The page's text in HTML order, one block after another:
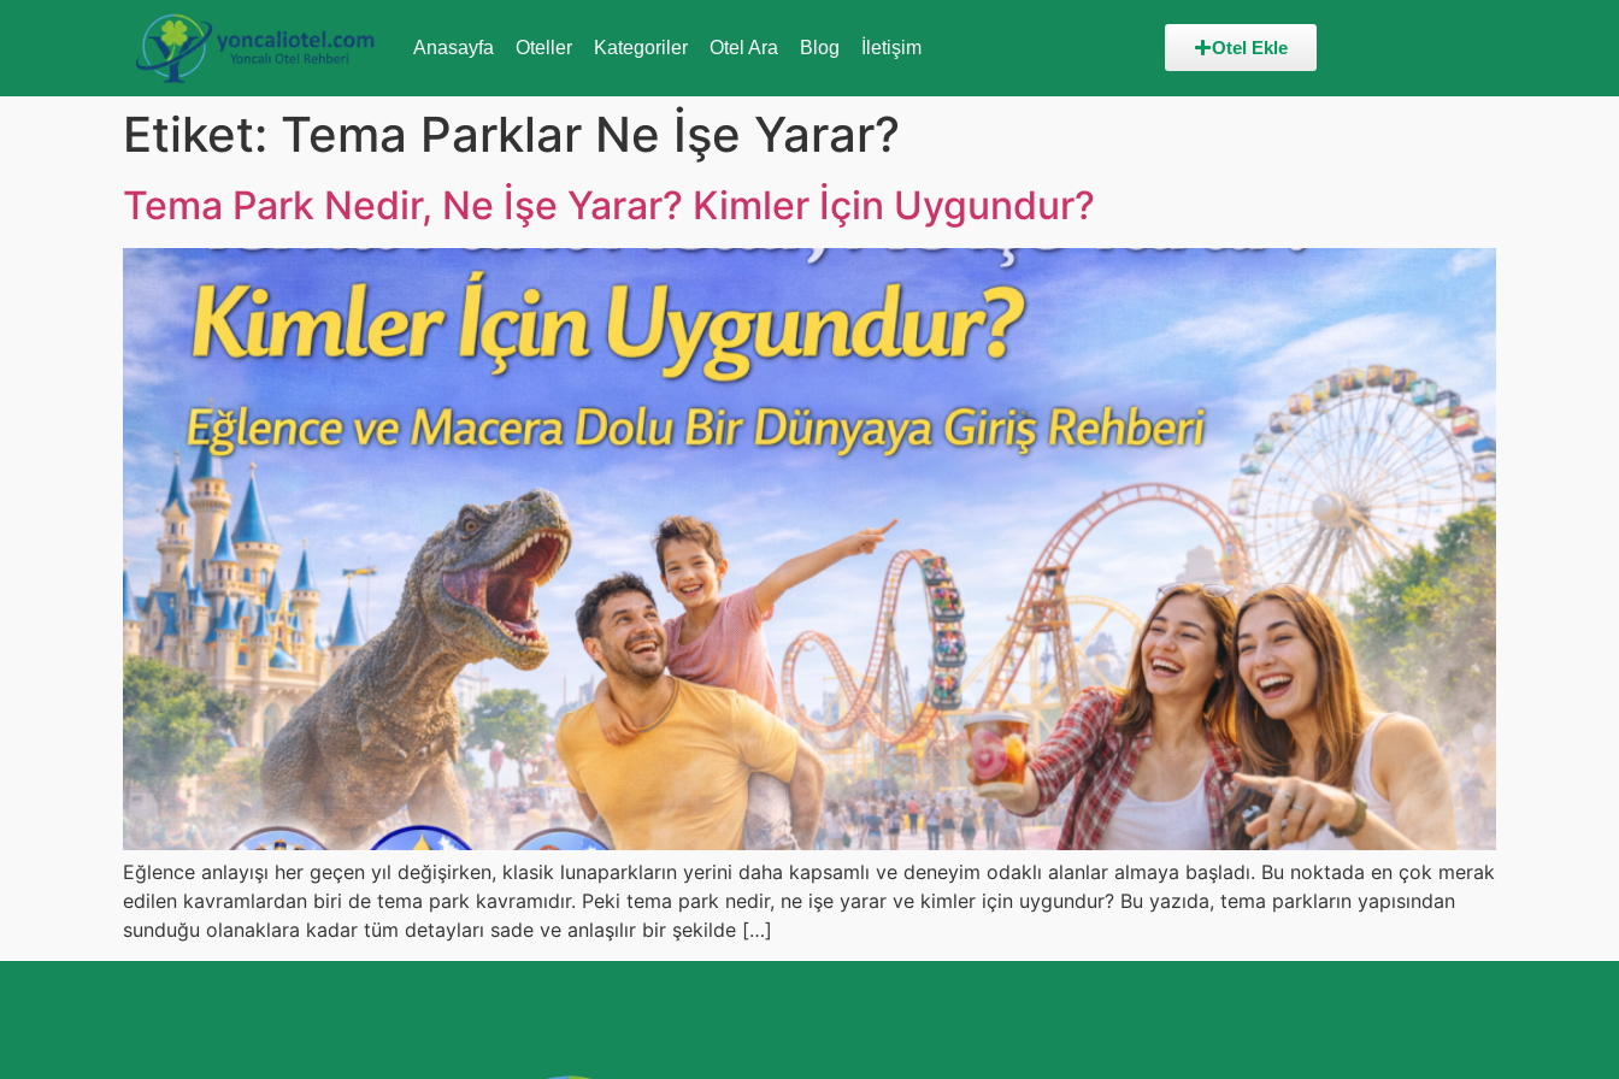
Anasayfa Oteller Kategoriler Otel Ara Blog İletişim Otel Ekle
Etiket: Tema Parklar Ne İşe Yarar?
Tema Park Nedir, Ne İşe Yarar? Kimler İçin Uygundur?
Eğlence anlayışı her geçen yıl değişirken, klasik lunaparkların yerini daha kapsamlı ve deneyim odaklı alanlar almaya başladı. Bu noktada en çok merak
edilen kavramlardan biri de tema park kavramıdır. Peki tema park nedir, ne işe yarar ve kimler için uygundur? Bu yazıda, tema parkların yapısından
sunduğu olanaklara kadar tüm detayları sade ve anlaşılır bir şekilde […]